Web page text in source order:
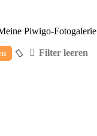
Piwigo-Fotogalerie
Filter leeren